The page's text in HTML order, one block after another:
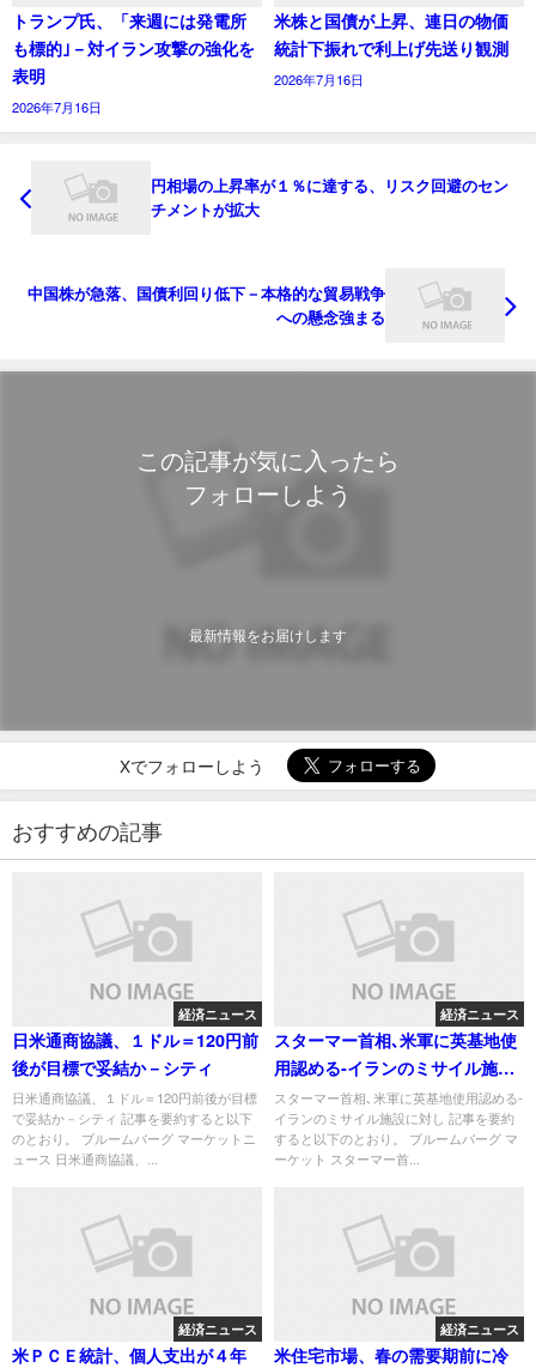
トランプ氏、「来週には発電所
も標的｣－対イラン攻撃の強化を
表明
2026年7月16日
米株と国債が上昇、連日の物価
統計下振れで利上げ先送り観測
2026年7月16日
円相場の上昇率が１％に達する、リスク回避のセン
チメントが拡大
中国株が急落、国債利回り低下－本格的な貿易戦争
への懸念強まる
この記事が気に入ったら
フォローしよう
最新情報をお届けします
Xでフォローしよう
おすすめの記事
経済ニュース
日米通商協議、１ドル＝120円前
後が目標で妥結か－シティ
日米通商協議、１ドル＝120円前後が目標
で妥結か－シティ 記事を要約すると以下
のとおり。 ブルームバーグ マーケットニ
ュース 日米通商協議、...
経済ニュース
スターマー首相､米軍に英基地使
用認める-イランのミサイル施設
に対し
スターマー首相､米軍に英基地使用認める-
イランのミサイル施設に対し 記事を要約
すると以下のとおり。 ブルームバーグ マ
ーケット スターマー首...
経済ニュース
米ＰＣＥ統計、個人支出が４年
経済ニュース
米住宅市場、春の需要期前に冷